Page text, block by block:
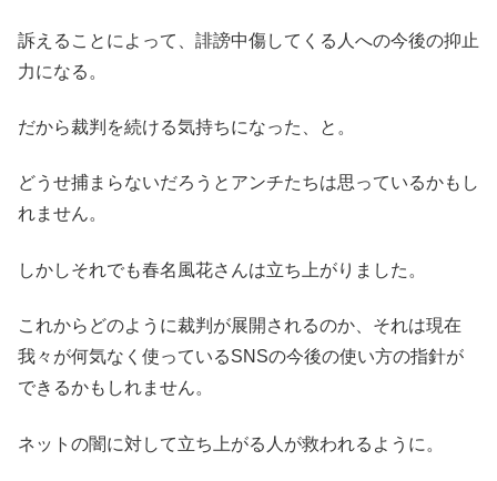
訴えることによって、誹謗中傷してくる人への今後の抑止
力になる。
だから裁判を続ける気持ちになった、と。
どうせ捕まらないだろうとアンチたちは思っているかもし
れません。
しかしそれでも春名風花さんは立ち上がりました。
これからどのように裁判が展開されるのか、それは現在
我々が何気なく使っているSNSの今後の使い方の指針が
できるかもしれません。
ネットの闇に対して立ち上がる人が救われるように。